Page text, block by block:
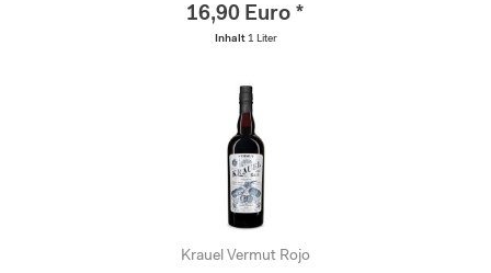
16,90 Euro *
Inhalt 1 Liter
Krauel Vermut Rojo